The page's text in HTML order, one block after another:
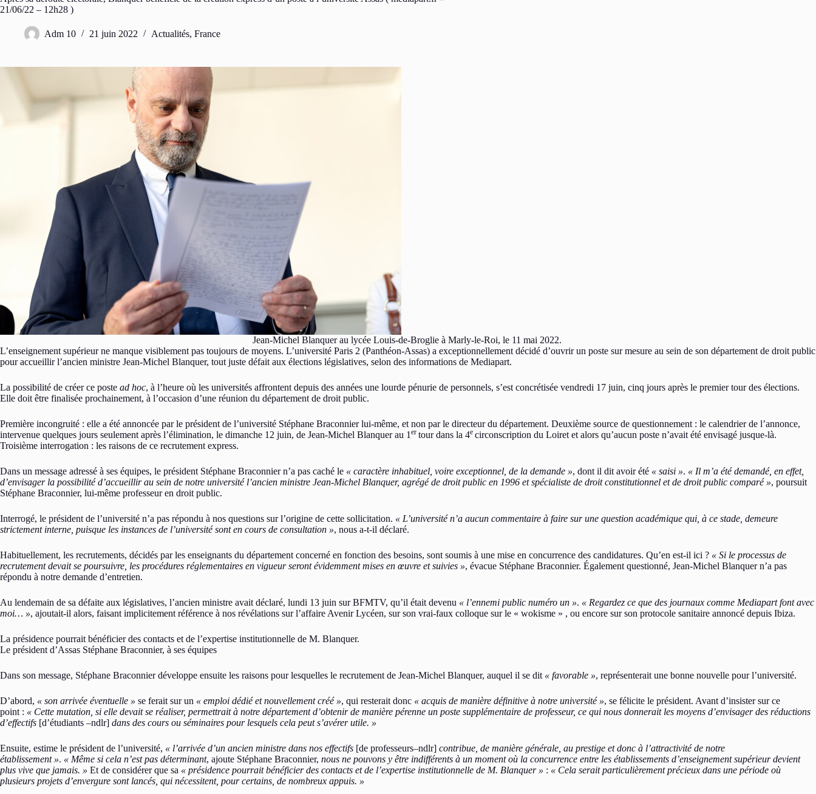
21/06/22 – 12h28 )
Adm 10 21 juin 2022 Actualités, France
Jean-Michel Blanquer au lycée Louis-de-Broglie à Marly-le-Roi, le 11 mai 2022.
L’enseignement supérieur ne manque visiblement pas toujours de moyens. L’université Paris 2 (Panthéon-Assas) a exceptionnellement décidé d’ouvrir un poste sur mesure au sein de son département de droit public
pour accueillir l’ancien ministre Jean-Michel Blanquer, tout juste défait aux élections législatives, selon des informations de Mediapart.
La possibilité de créer ce poste ad hoc, à l’heure où les universités affrontent depuis des années une lourde pénurie de personnels, s’est concrétisée vendredi 17 juin, cinq jours après le premier tour des élections.
Elle doit être finalisée prochainement, à l’occasion d’une réunion du département de droit public.
Première incongruité : elle a été annoncée par le président de l’université Stéphane Braconnier lui-même, et non par le directeur du département. Deuxième source de questionnement : le calendrier de l’annonce,
intervenue quelques jours seulement après l’élimination, le dimanche 12 juin, de Jean-Michel Blanquer au 1 er tour dans la 4e circonscription du Loiret et alors qu’aucun poste n’avait été envisagé jusque-là.
Troisième interrogation : les raisons de ce recrutement express.
Dans un message adressé à ses équipes, le président Stéphane Braconnier n’a pas caché le « caractère inhabituel, voire exceptionnel, de la demande », dont il dit avoir été « saisi ». « Il m’a été demandé, en effet,
d’envisager la possibilité d’accueillir au sein de notre université l’ancien ministre Jean-Michel Blanquer, agrégé de droit public en 1996 et spécialiste de droit constitutionnel et de droit public comparé », poursuit
Stéphane Braconnier, lui-même professeur en droit public.
Interrogé, le président de l’université n’a pas répondu à nos questions sur l’origine de cette sollicitation. « L’universitén’a aucun commentaire à faire sur une question académique qui, à ce stade, demeure
strictement interne, puisque les instances de l’université sont en cours de consultation », nous a-t-il déclaré.
Habituellement, les recrutements, décidés par les enseignants du département concerné en fonction des besoins, sont soumis à une mise en concurrence des candidatures. Qu’en est-il ici ? « Si le processus de
recrutement devait se poursuivre, les procédures réglementaires en vigueur seront évidemment mises en œuvre et suivies », évacue Stéphane Braconnier. Également questionné, Jean-Michel Blanquer n’a pas
répondu à notre demande d’entretien.
Au lendemain de sa défaite aux législatives, l’ancien ministre avait déclaré, lundi 13 juin sur BFMTV, qu’il était devenu « l’ennemi public numéro un ». « Regardez ce que des journaux comme Mediapart font avec
moi… », ajoutait-il alors, faisant implicitement référence à nos révélations sur l’affaire Avenir Lycéen, sur son vrai-faux colloque sur le « wokisme » , ou encore sur son protocole sanitaire annoncé depuis Ibiza.
La présidence pourrait bénéficier des contacts et de l’expertise institutionnelle de M. Blanquer.
Le président d’Assas Stéphane Braconnier, à ses équipes
Dans son message, Stéphane Braconnier développe ensuite les raisons pour lesquelles le recrutement de Jean-Michel Blanquer, auquel il se dit « favorable », représenterait une bonne nouvelle pour l’université.
D’abord, « son arrivée éventuelle » se ferait sur un « emploi dédié et nouvellement créé », qui resterait donc « acquis de manière définitive à notre université », se félicite le président. Avant d’insister sur ce
point : « Cette mutation, si elle devait se réaliser, permettrait à notre département d’obtenir de manière pérenne un poste supplémentaire de professeur, ce qui nous donnerait les moyens d’envisager des réductions
d’effectifs [d’étudiants –ndlr] dans des cours ou séminaires pour lesquels cela peut s’avérer utile. »
Ensuite, estime le président de l’université, « l’arrivée d’un ancien ministre dans nos effectifs [de professeurs–ndlr] contribue, de manière générale, au prestige et donc à l’attractivité de notre
établissement ». « Même si cela n’est pas déterminant, ajoute Stéphane Braconnier, nous ne pouvons y être indifférents à un moment où la concurrence entre les établissements d’enseignement supérieur devient
plus vive que jamais. » Et de considérer que sa « présidence pourrait bénéficier des contacts et de l’expertise institutionnelle de M. Blanquer » : « Cela serait particulièrement précieux dans une période où
plusieurs projets d’envergure sont lancés, qui nécessitent, pour certains, de nombreux appuis. »